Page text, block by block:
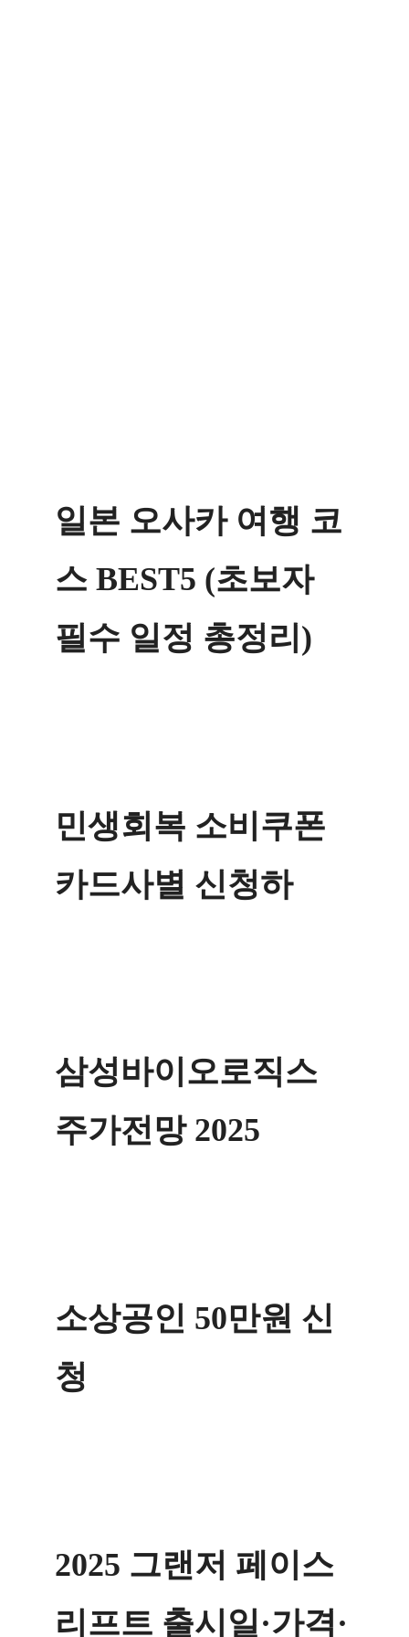
content일본 오사카 여행 코
스 BEST5 (초보자
필수 일정 총정리)
민생회복 소비쿠폰
카드사별 신청하
삼성바이오로직스
주가전망 2025
소상공인 50만원 신
청
2025 그랜저 페이스
리프트 출시일·가격·